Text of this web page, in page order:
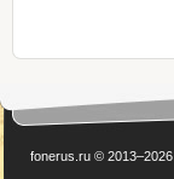
fonerus.ru © 2013–2026